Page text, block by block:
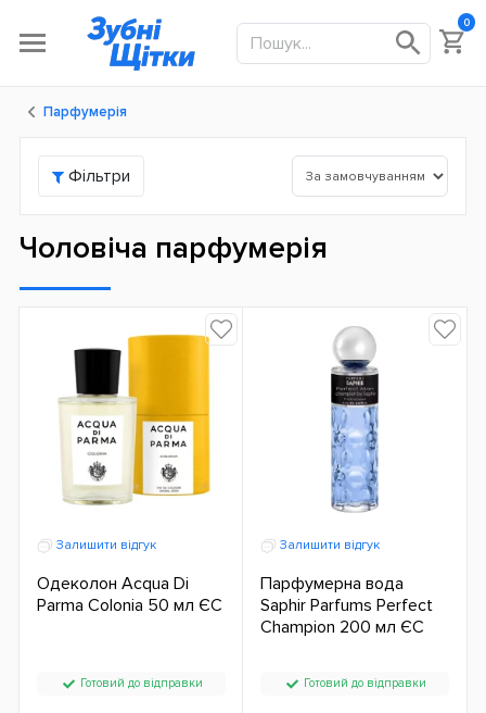
0
Парфумерія
Фільтри
Чоловіча парфумерія
Залишити відгук
Одеколон Acqua Di
Parma Colonia 50 мл ЄС
Готовий до відправки
Залишити відгук
Парфумерна вода
Saphir Parfums Perfect
Champion 200 мл ЄС
Готовий до відправки